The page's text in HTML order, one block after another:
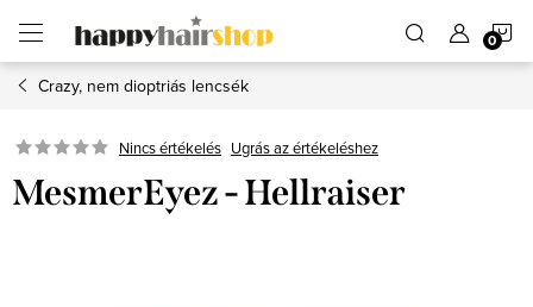
fő
tartalomhozCrazy, nem dioptriás lencsék
Nincs értékelés Ugrás az értékeléshez
MesmerEyez - Hellraiser